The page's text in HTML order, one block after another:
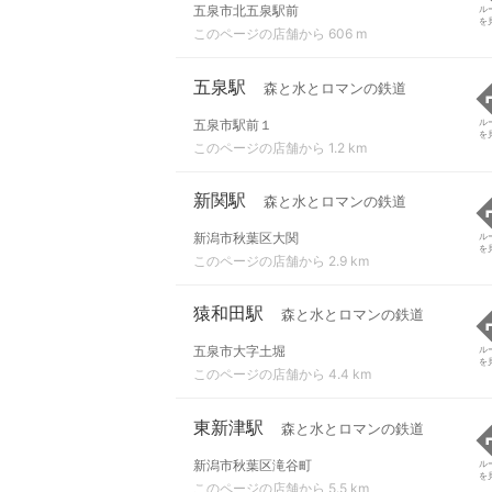
五泉市北五泉駅前
このページの店舗から 606 m
ル
を
五泉駅 森と水とロマンの鉄道
五泉市駅前１
このページの店舗から 1.2 km
ル
を
新関駅 森と水とロマンの鉄道
新潟市秋葉区大関
このページの店舗から 2.9 km
ル
を
猿和田駅 森と水とロマンの鉄道
五泉市大字土堀
このページの店舗から 4.4 km
ル
を
東新津駅 森と水とロマンの鉄道
新潟市秋葉区滝谷町
このページの店舗から 5.5 km
ル
を